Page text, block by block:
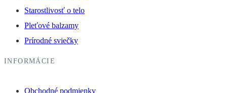
Starostlivosť o telo
Pleťové balzamy
Prírodné sviečky
INFORMÁCIE
Obchodné podmienky